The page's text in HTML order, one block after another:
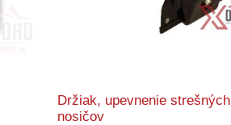
Držiak, upevnenie strešných
nosičov